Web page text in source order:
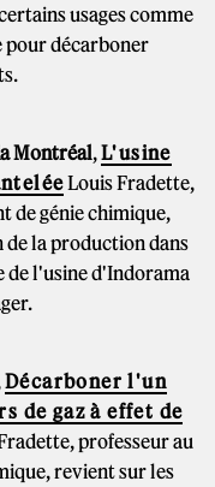
usages comme
pour décarboner
Montréal,L'usine
Louis Fradette,
de génie chimique,
la production dans
de l'usine d'Indorama
Décarboner l'un
de gaz à effet de
professeur au
revient sur les